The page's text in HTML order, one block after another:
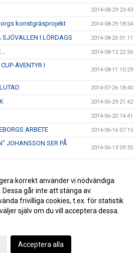
2014-08-29 23:43
konstgräsprojekt 2014-08-29 18:54
SJÖVALLEN I LÖRDAGS 2014-08-25 01:11
2014-08-12 22:56
ÄVENTYR I
2014-08-11 10:29
2014-07-26 18:40
2014-06-29 21:42
2014-06-20 14:41
ARBETE 2014-06-16 07:15
JOHANSSON SER PÅ
2014-06-13 09:35
2014-06-06 21:40
2014-04-30 11:34
korrekt använder vi nödvändiga
går inte att stänga av.
frivilliga cookies, t.ex. för statistik
själv om du vill acceptera dessa.
Acceptera alla